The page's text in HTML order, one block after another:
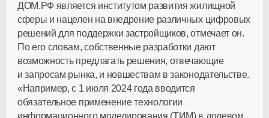
ДОМ.РФ является институтом развития жилищной
сферы и нацелен на внедрение различных цифровых
решений для поддержки застройщиков, отмечает он.
По его словам, собственные разработки дают
возможность предлагать решения, отвечающие
и запросам рынка, и новшествам в законодательстве.
«Например, с 1 июля 2024 года вводится
обязательное применение технологии